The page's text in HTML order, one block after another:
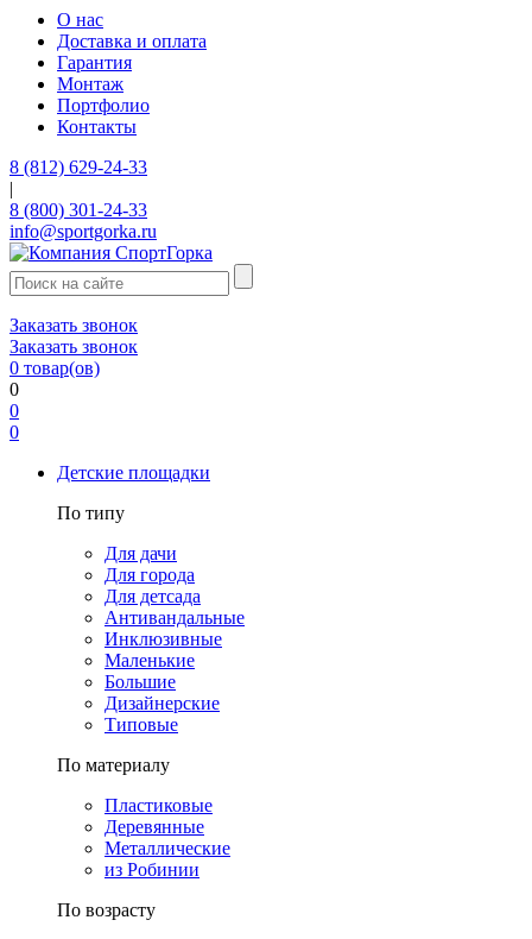
О нас
Доставка и оплата
Гарантия
Монтаж
Портфолио
Контакты
8 (812) 629-24-33
|
8 (800) 301-24-33
info@sportgorka.ru
Заказать звонок
Заказать звонок
0 товар(ов)
0
0
0
Детские площадки
По типу
Для дачи
Для города
Для детсада
Антивандальные
Инклюзивные
Маленькие
Большие
Дизайнерские
Типовые
По материалу
Пластиковые
Деревянные
Металлические
из Робинии
По возрасту